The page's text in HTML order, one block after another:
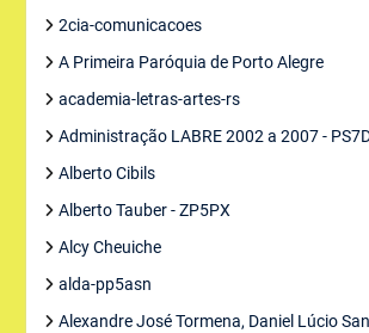
2cia-comunicacoes
A Primeira Paróquia de Porto Alegre
academia-letras-artes-rs
Administração LABRE 2002 a 2007 -
Alberto Cibils
Alberto Tauber - ZP5PX
Alcy Cheuiche
alda-pp5asn
Alexandre José Tormena, Daniel Lúcio